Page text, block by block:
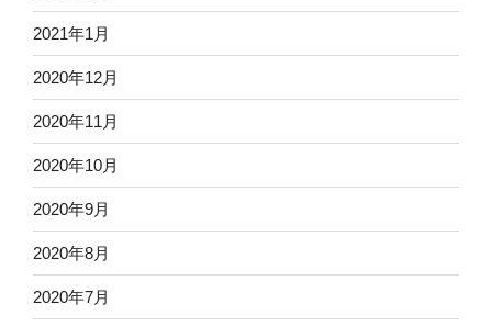
2021年1月
2020年12月
2020年11月
2020年10月
2020年9月
2020年8月
2020年7月